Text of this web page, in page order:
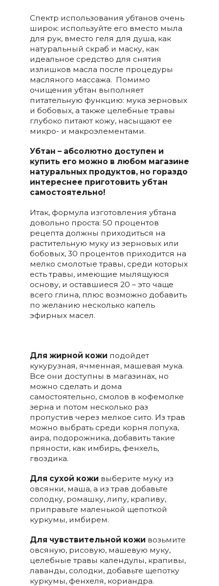
Спектр использования убтанов очень
широк: используйте его вместо мыла
для рук, вместо геля для душа, как
натуральный скраб и маску, как
идеальное средство для снятия
излишков масла после процедуры
масляного массажа. Помимо
очищения убтан выполняет
питательную функцию: мука зерновых
и бобовых, а также целебные травы
глубоко питают кожу, насыщают ее
микро- и макроэлементами.
Убтан – абсолютно доступен и
купить его можно в любом магазине
натуральных продуктов, но гораздо
интереснее приготовить убтан
самостоятельно!
Итак, формула изготовления убтана
довольно проста: 50 процентов
рецепта должны приходиться на
растительную муку из зерновых или
бобовых, 30 процентов приходится на
мелко смолотые травы, среди которых
есть травы, имеющие мылящуюся
основу, и оставшиеся 20 – это чаще
всего глина, плюс возможно добавить
по желанию несколько капель
эфирных масел.
Для жирной кожи подойдет
кукурузная, ячменная, машевая мука.
Все они доступны в магазинах, но
можно сделать и дома
самостоятельно, смолов в кофемолке
зерна и потом несколько раз
пропустив через мелкое сито. Из трав
можно выбрать среди корня лопуха,
аира, подорожника, добавить такие
пряности, как имбирь, фенхель,
гвоздика.
Для сухой кожи выберите муку из
овсянки, маша, а из трав добавьте
солодку, ромашку, липу, крапиву,
приправьте маленькой щепоткой
куркумы, имбирем.
Для чувствительной кожи возьмите
овсяную, рисовую, машевую муку,
целебные травы календулы, крапивы,
лаванды, солодки, добавьте щепотку
куркумы, фенхеля, кориандра.